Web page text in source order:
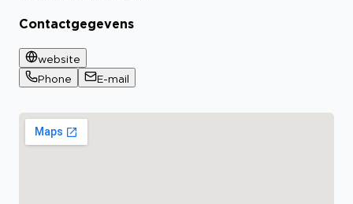
Contactgegevens
website
Phone
E-mail